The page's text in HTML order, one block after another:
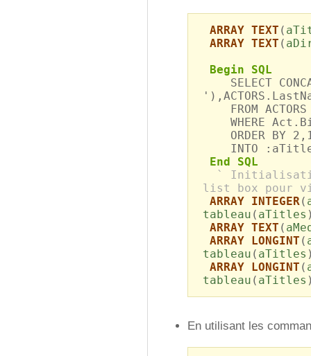
ARRAY TEXT (
ARRAY TEXT (
Begin SQL
SELECT
FROM
WHERE
ORDER BY
INTO
End SQL
`
list box pour
ARRAY INTEGER(
tableau ( aTitles
ARRAY TEXT (
ARRAY LONGINT (
tableau ( aTitles
ARRAY LONGINT (
tableau ( aTitles
En utilisant les